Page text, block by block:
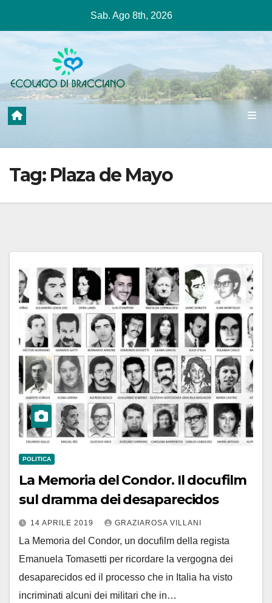
contenuto
Sab. Ago 8th, 2026
Tag: Plaza de Mayo
POLITICA
La Memoria del Condor. Il docufilm
sul dramma dei desaparecidos
14 APRILE 2019 GRAZIAROSA VILLANI
La Memoria del Condor, un docufilm della regista
Emanuela Tomasetti per ricordare la vergogna dei
desaparecidos ed il processo che in Italia ha visto
incriminati alcuni dei militari che in…